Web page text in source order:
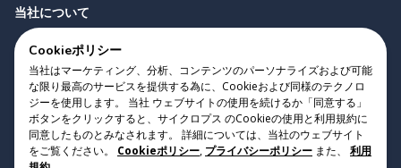
当社について
お問い合わせ
Copyright 2023 Cyclopes® • v0.31.0
Cookieポリシー
当社はマーケティング、分析、コンテンツのパーソナライズおよび可能
な限り最高のサービスを提供する為に、Cookieおよび同様のテクノロ
ジーを使用します。 当社 ウェブサイトの使用を続けるか「同意する」
ボタンをクリックすると、サイクロプス のCookieの使用と利用規約に
同意したものとみなされます。 詳細については、当社のウェブサイト
をご覧ください。
Cookieポリシー, プライバシーポリシー また、
利用